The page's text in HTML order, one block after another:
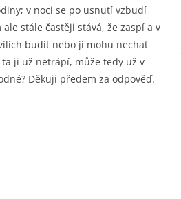
v noci se po usnutí vzbudí
stále častěji stává, že zaspí a v
budit nebo ji mohu nechat
ji už netrápí, může tedy už v
Děkuji předem za odpověď.